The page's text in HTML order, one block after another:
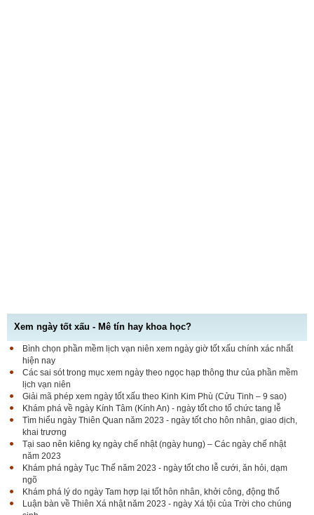
Xem ngày tốt xấu - Mê tín hay khoa học?
Bình chọn phần mềm lịch vạn niên xem ngày giờ tốt xấu chính xác nhất
hiện nay
Các sai sót trong mục xem ngày theo ngọc hạp thông thư của phần mềm
lịch vạn niên
Giải mã phép xem ngày tốt xấu theo Kinh Kim Phù (Cửu Tinh – 9 sao)
Khám phá về ngày Kính Tâm (Kính An) - ngày tốt cho tổ chức tang lễ
Tìm hiểu ngày Thiên Quan năm 2023 - ngày tốt cho hôn nhân, giao dịch,
khai trương
Tại sao nên kiêng kỵ ngày chế nhật (ngày hung) – Các ngày chế nhật
năm 2023
Khám phá ngày Tục Thế năm 2023 - ngày tốt cho lễ cưới, ăn hỏi, dạm
ngõ
Khám phá lý do ngày Tam hợp lại tốt hôn nhân, khởi công, động thổ
Luận bàn về Thiên Xá nhật năm 2023 - ngày Xá tội của Trời cho chúng